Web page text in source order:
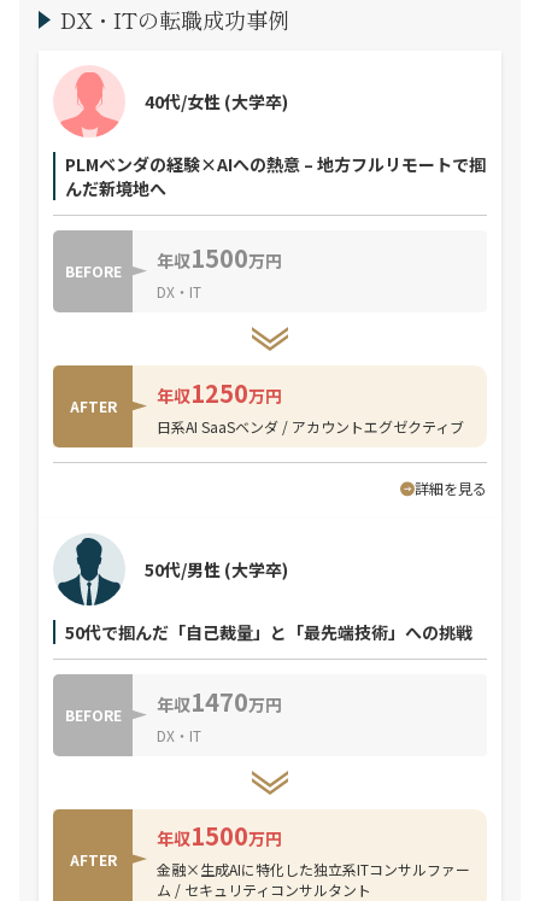
DX・ITの転職成功事例
PLMベンダの経験×AIへの熱意 – 地方フルリモートで掴
んだ新境地へ
40代/女性 (大学卒)
BEFORE 年収1500万円
DX・IT
AFTER 年収1250万円
日系AI SaaSベンダ / アカウントエグゼクティブ
詳細を見る
50代で掴んだ「自己裁量」と「最先端技術」への挑戦
50代/男性 (大学卒)
BEFORE 年収1470万円
DX・IT
AFTER
年収1500万円
金融×生成AIに特化した独立系ITコンサルファー
ム / セキュリティコンサルタント